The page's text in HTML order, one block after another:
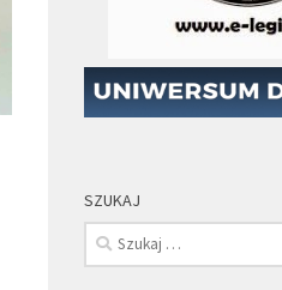
SZUKAJ
Szukaj: